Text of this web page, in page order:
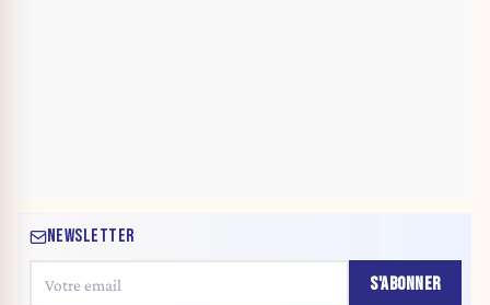
NEWSLETTER
S'ABONNER